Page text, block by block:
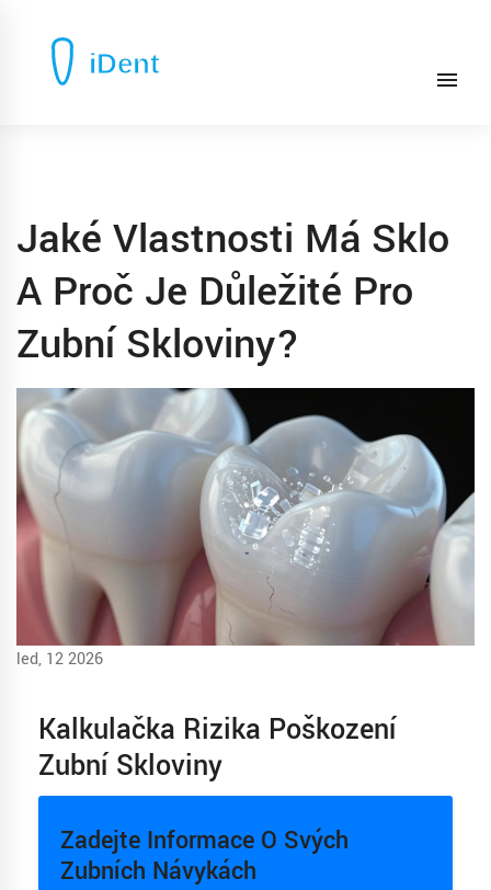
Jaké Vlastnosti Má Sklo
A Proč Je Důležité Pro
Zubní Skloviny?
led, 12 2026
Kalkulačka Rizika Poškození
Zubní Skloviny
Zadejte Informace O Svých
Zubních Návykách